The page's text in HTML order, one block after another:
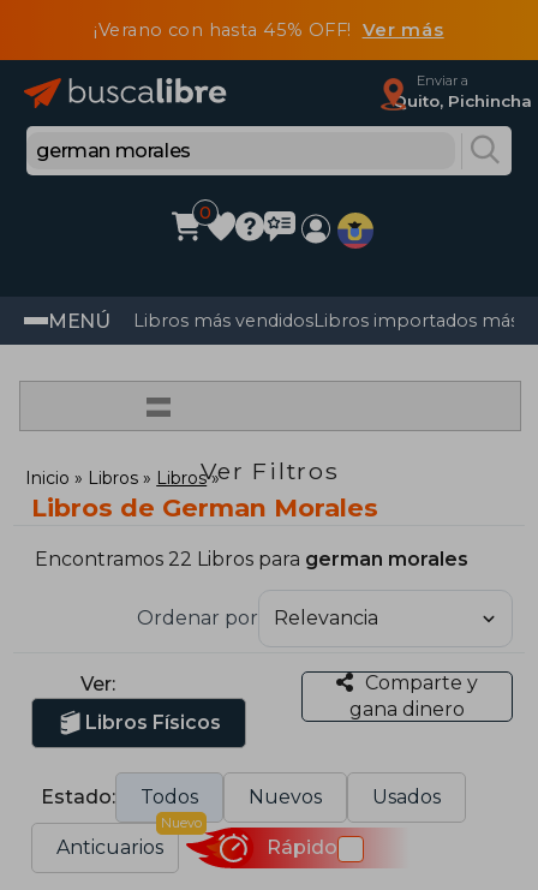
¡Verano con hasta 45% OFF! Ver más
Enviar a
Quito, Pichincha
0
MENÚ Libros más vendidosLibros importados más
=
Ver Filtros
Inicio Libros Libros
Libros de German Morales
Encontramos 22 Libros para german morales
Ordenar por
Ver:
Libros Físicos
Comparte y
gana dinero
Estado: Todos Nuevos Usados
Anticuarios
Nuevo
Rápido